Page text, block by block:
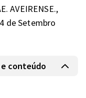
AVEIRENSE.,
de Setembro
conteúdo